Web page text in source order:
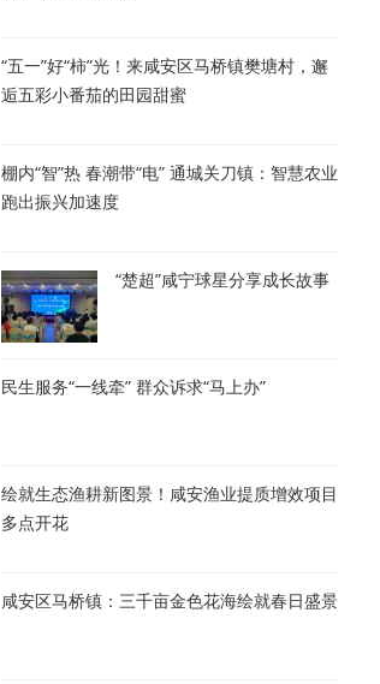
“五一”好“柿”光！来咸安区马桥镇樊塘村，邂
逅五彩小番茄的田园甜蜜
棚内“智”热 春潮带“电” 通城关刀镇：智慧农业
跑出振兴加速度
“楚超”咸宁球星分享成长故事
民生服务“一线牵” 群众诉求“马上办”
绘就生态渔耕新图景！咸安渔业提质增效项目
多点开花
咸安区马桥镇：三千亩金色花海绘就春日盛景